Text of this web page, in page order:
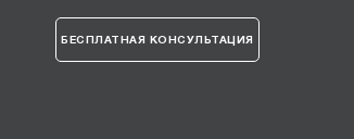
БЕСПЛАТНАЯ КОНСУЛЬТАЦИЯ